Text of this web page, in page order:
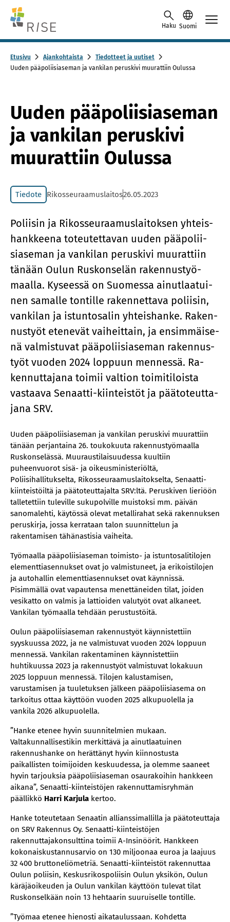
Skip to content -saavutettavuusohje
Haku Suomi
Etusivu Ajankohtaista
Tiedotteet ja uutiset
Uuden pääpoliisiaseman ja vankilan peruskivi muurattiin Oulussa
Uuden pääpoliisiaseman
ja vankilan peruskivi
muurattiin Oulussa
Tiedote Rikosseuraamuslaitos26.05.2023
Po­lii­sin ja Ri­kos­seu­raa­mus­lai­tok­sen yh­teis­
hank­kee­na to­teu­tet­ta­van uu­den pää­po­lii­
sia­se­man ja van­ki­lan pe­rus­ki­vi muu­rat­tiin
tä­nään Ou­lun Rus­kon­se­län ra­ken­nus­työ­
maal­la. Ky­sees­sä on Suo­mes­sa ai­nut­laa­tui­
nen sa­mal­le ton­til­le ra­ken­net­ta­va po­lii­sin,
van­ki­lan ja is­tun­to­sa­lin yh­teis­han­ke. Ra­ken­
nus­työt ete­ne­vät vai­heit­tain, ja en­sim­mäi­se­
nä val­mis­tu­vat pää­po­lii­sia­se­man ra­ken­nus­
työt vuo­den 2024 lop­puun men­nes­sä. Ra­
ken­nut­ta­ja­na toi­mii val­tion toi­mi­ti­lois­ta
vas­taa­va Se­naat­ti-kiin­teis­töt ja pää­to­teut­ta­
ja­na SRV.
Uuden pääpoliisiaseman ja vankilan peruskivi muurattiin
tänään perjantaina 26. toukokuuta rakennustyömaalla
Ruskonselässä. Muuraustilaisuudessa kuultiin
puheenvuorot sisä- ja oikeusministeriöltä,
Poliisihallitukselta, Rikosseuraamuslaitokselta, Senaatti-
kiinteistöiltä ja päätoteuttajalta SRV:ltä. Peruskiven lieriöön
talletettiin tuleville sukupolville muistoksi mm. päivän
sanomalehti, käytössä olevat metallirahat sekä rakennuksen
peruskirja, jossa kerrataan talon suunnittelun ja
rakentamisen tähänastisia vaiheita.
Työmaalla pääpoliisiaseman toimisto- ja istuntosalitilojen
elementtiasennukset ovat jo valmistuneet, ja erikoistilojen
ja autohallin elementtiasennukset ovat käynnissä.
Pisimmällä ovat vapautensa menettäneiden tilat, joiden
vesikatto on valmis ja lattioiden valutyöt ovat alkaneet.
Vankilan työmaalla tehdään perustustöitä.
Oulun pääpoliisiaseman rakennustyöt käynnistettiin
syyskuussa 2022, ja ne valmistuvat vuoden 2024 loppuun
mennessä. Vankilan rakentaminen käynnistettiin
huhtikuussa 2023 ja rakennustyöt valmistuvat lokakuun
2025 loppuun mennessä. Tilojen kalustamisen,
varustamisen ja tuuletuksen jälkeen pääpoliisiasema on
tarkoitus ottaa käyttöön vuoden 2025 alkupuolella ja
vankila 2026 alkupuolella.
”Hanke etenee hyvin suunnitelmien mukaan.
Valtakunnallisestikin merkittävä ja ainutlaatuinen
rakennushanke on herättänyt hyvin kiinnostusta
paikallisten toimijoiden keskuudessa, ja olemme saaneet
hyvin tarjouksia pääpoliisiaseman osaurakoihin hankkeen
aikana”, Senaatti-kiinteistöjen rakennuttamisryhmän
päällikkö Harri Karjula kertoo.
Hanke toteutetaan Senaatin allianssimallilla ja päätoteuttaja
on SRV Rakennus Oy. Senaatti-kiinteistöjen
rakennuttajakonsulttina toimii A-Insinöörit. Hankkeen
kokonaiskustannusarvio on 130 miljoonaa euroa ja laajuus
32 400 bruttoneliömetriä. Senaatti-kiinteistöt rakennuttaa
Oulun poliisin, Keskusrikospoliisin Oulun yksikön, Oulun
käräjäoikeuden ja Oulun vankilan käyttöön tulevat tilat
Ruskonselkään noin 13 hehtaarin suuruiselle tontille.
”Työmaa etenee hienosti aikataulussaan. Kohdetta